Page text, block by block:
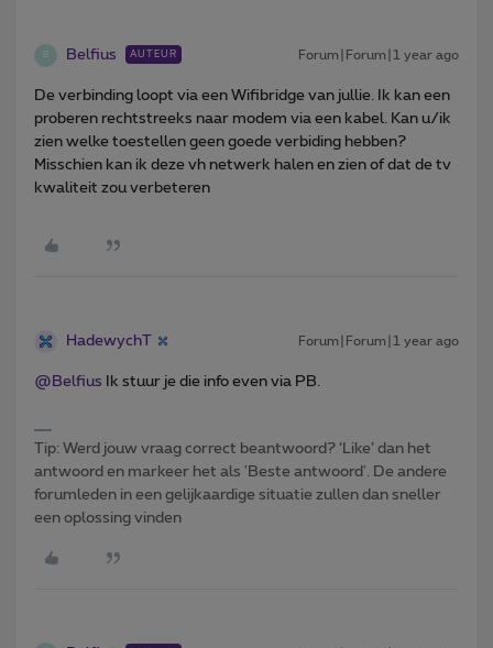
B Belfius AUTEUR Forum|Forum|1 year ago
De verbinding loopt via een Wifibridge van jullie. Ik kan een
proberen rechtstreeks naar modem via een kabel. Kan u/ik
zien welke toestellen geen goede verbiding hebben?
Misschien kan ik deze vh netwerk halen en zien of dat de tv
kwaliteit zou verbeteren
HadewychT Forum|Forum|1 year ago
@Belfius Ik stuur je die info even via PB.
Tip: Werd jouw vraag correct beantwoord? ‘Like’ dan het
antwoord en markeer het als 'Beste antwoord'. De andere
forumleden in een gelijkaardige situatie zullen dan sneller
een oplossing vinden